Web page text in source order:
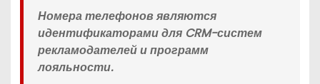
Номера телефонов являются
идентификаторами для CRM-систем
рекламодателей и программ
лояльности.